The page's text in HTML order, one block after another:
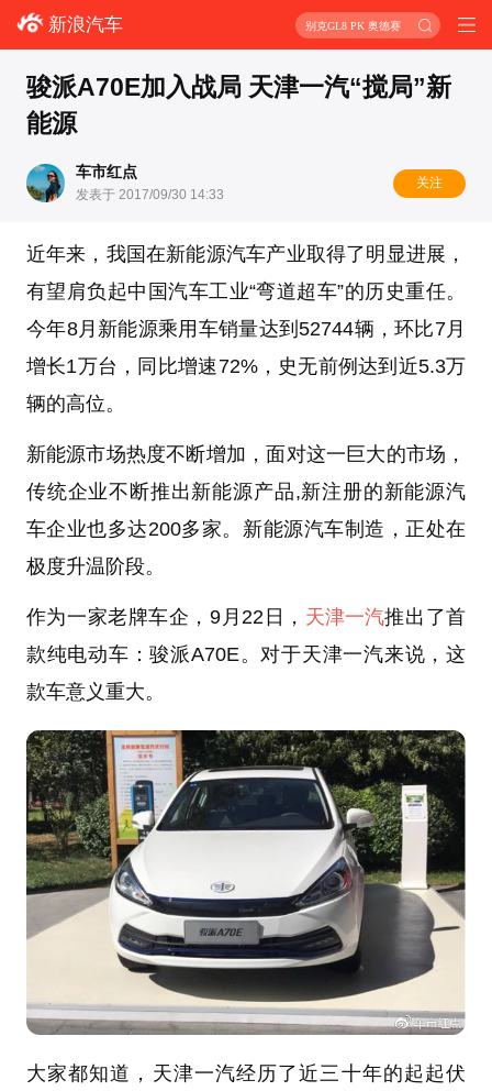
新浪汽车 别克GL8 PK 奥德赛
骏派A70E加入战局 天津一汽“搅局”新
能源
车市红点
发表于 2017/09/30 14:33
关注
近年来，我国在新能源汽车产业取得了明显进展，
有望肩负起中国汽车工业“弯道超车”的历史重任。
今年8月新能源乘用车销量达到52744辆，环比7月
增长1万台，同比增速72%，史无前例达到近5.3万
辆的高位。
新能源市场热度不断增加，面对这一巨大的市场，
传统企业不断推出新能源产品,新注册的新能源汽
车企业也多达200多家。新能源汽车制造，正处在
极度升温阶段。
作为一家老牌车企，9月22日， 天津一汽推出了首
款纯电动车：骏派A70E。对于天津一汽来说，这
款车意义重大。
大家都知道，天津一汽经历了近三十年的起起伏